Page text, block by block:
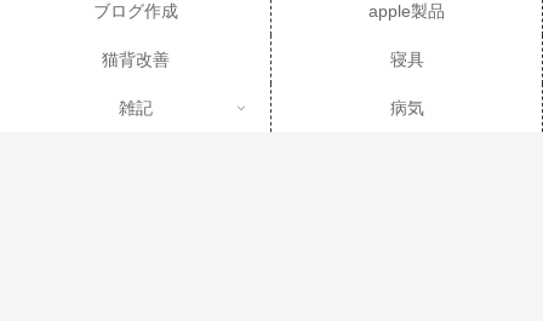
ブログ作成 apple製品
猫背改善 寝具
雑記 病気